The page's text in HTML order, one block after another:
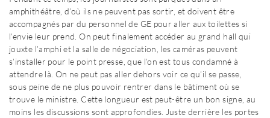
amphithéâtre, d’où ils ne peuvent pas sortir, et doivent être
accompagnés par du personnel de GE pour aller aux toilettes si
l’envie leur prend. On peut finalement accéder au grand hall qui
jouxte l’amphi et la salle de négociation, les caméras peuvent
s’installer pour le point presse, que l’on est tous condamné à
attendre là. On ne peut pas aller dehors voir ce qu’il se passe,
sous peine de ne plus pouvoir rentrer dans le bâtiment où se
trouve le ministre. Cette longueur est peut-être un bon signe, au
moins les discussions sont approfondies. Juste derrière les portes